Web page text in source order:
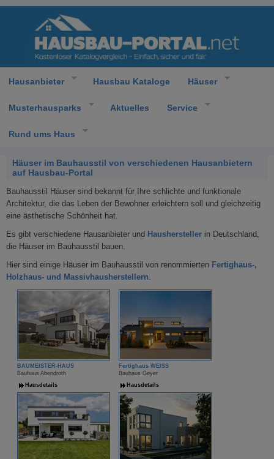
Hausanbieter Hausbau Kataloge Häuser
Musterhausparks Aktuelles Service
Rund ums Haus
Häuser im Bauhausstil von verschiedenen Hausanbietern
auf Hausbau-Portal
Bauhausstil Häuser sind bekannt für Ihre schlichte und funktionale
Architektur, die das Leben der Bewohner erleichtern soll und gleichzeitig
eine ästhetische Schönheit hat.
Es gibt verschiedene Hausanbieter und Haushersteller in Deutschland,
die Häuser im Bauhausstil bauen.
Hier sind einige Häuser im Bauhausstil von renommierten Fertighaus-,
Holzhaus- und Massivhausherstellern.
BAUMEISTER-HAUS
Bauhaus Abendroth
Hausdetails
Fertighaus WEISS
Bauhaus Geyer
Hausdetails